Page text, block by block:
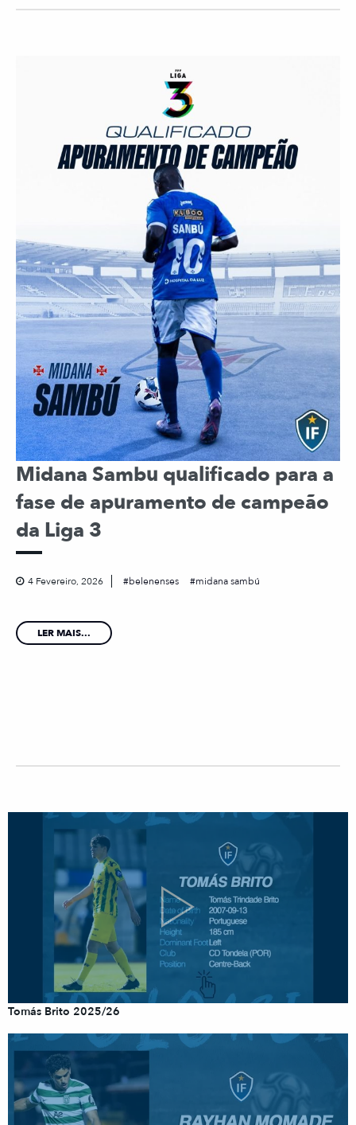
Midana Sambu qualificado para a
fase de apuramento de campeão
da Liga 3
4 Fevereiro, 2026 belenenses midana sambú
LER MAIS...
Tomás Brito 2025/26